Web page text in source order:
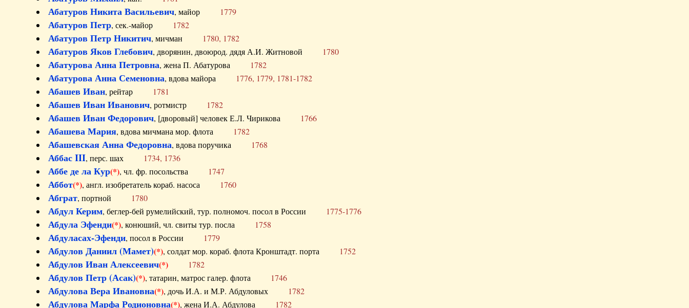
Абатуров Никита Васильевич, майор 1779
Абатуров Петр, сек.-майор 1782
Абатуров Петр Никитич, мичман 1780, 1782
Абатуров Яков Глебович, дворянин, двоюрод. дядя А.И. Житновой 1780
Абатурова Анна Петровна, жена П. Абатурова 1782
Абатурова Анна Семеновна, вдова майора 1776, 1779, 1781-1782
Абашев Иван, рейтар 1781
Абашев Иван Иванович, ротмистр 1782
Абашев Иван Федорович, [дворовый] человек Е.Л. Чирикова 1766
Абашева Мария, вдова мичмана мор. флота 1782
Абашевская Анна Федоровна, вдова поручика 1768
Аббас III, перс. шах 1734, 1736
Аббе де ла Кур(*), чл. фр. посольства 1747
Аббот(*), англ. изобретатель кораб. насоса 1760
Абграт, портной 1780
Абдул Керим, беглер-бей румелийский, тур. полномоч. посол в России 1775-1776
Абдула Эфенди(*), конюший, чл. свиты тур. посла 1758
Абдуласах-Эфенди, посол в России 1779
Абдулов Даниил (Мамет)(*), солдат мор. кораб. флота Кронштадт. порта 1752
Абдулов Иван Алексеевич(*) 1782
Абдулов Петр (Асак)(*), татарин, матрос галер. флота 1746
Абдулова Вера Ивановна(*), дочь И.А. и М.Р. Абдуловых 1782
Абдулова Марфа Родионовна(*), жена И.А. Абдулова 1782